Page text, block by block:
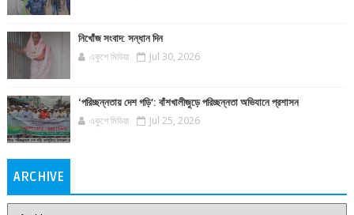
নিখোঁজ সংবাদ: সন্ধান দিন
একুশে মিডিয়া Jul 30, 2026
‘পরিচ্ছন্নতায় দেশ গড়ি’: বাঁশখালীজুড়ে পরিচ্ছন্নতা অভিযানে প্রশাসন
একুশে মিডিয়া Jul 25, 2026
ARCHIVE